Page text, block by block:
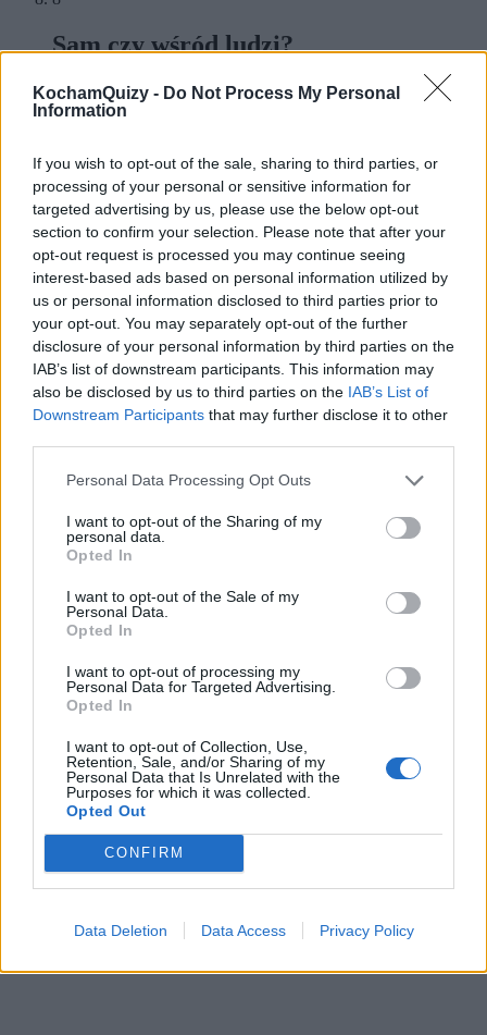
KochamQuizy - Do Not Process My Personal
Information
If you wish to opt-out of the sale, sharing to third parties, or
processing of your personal or sensitive information for
targeted advertising by us, please use the below opt-out
section to confirm your selection. Please note that after your
opt-out request is processed you may continue seeing
interest-based ads based on personal information utilized by
us or personal information disclosed to third parties prior to
your opt-out. You may separately opt-out of the further
disclosure of your personal information by third parties on the
IAB’s list of downstream participants. This information may
also be disclosed by us to third parties on the IAB’s List of
Downstream Participants that may further disclose it to other
Personal Data Processing Opt Outs
I want to opt-out of the Sharing of my
personal data.
Opted In
I want to opt-out of the Sale of my
Personal Data.
Opted In
I want to opt-out of processing my
Personal Data for Targeted Advertising.
Opted In
I want to opt-out of Collection, Use,
Retention, Sale, and/or Sharing of my
Personal Data that Is Unrelated with the
Purposes for which it was collected.
Opted Out
CONFIRM
Data Deletion Data Access Privacy Policy
Sam czy wśród ludzi?
Raczej wśród ludzi
Wśród ludzi - i to na czele
Zdecydowanie wśród ludzi
Tak i tak będzie dobrze
Zdecydowanie sam
9
Uważasz, że:
Nigdy nie boją się tylko głupcy
Człowiek jest zwierzęciem stadnym
Życie ma posmak goryczy
Piękno kryje się wszędzie
Kto nie idzie do przodu, ten się cofa
Najwyższą wartością jest wiedza
10
Okulary
Miecz
Wachlarz
Zegarek
Poduszka